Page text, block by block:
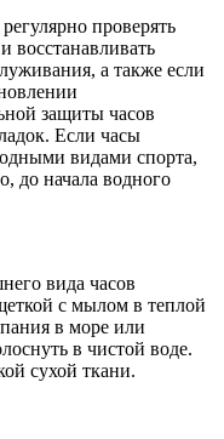
проверять
восстанавливать
а также если
защиты часов
Если часы
видами спорта,
до начала водного
вида часов
с мылом в теплой
в море или
в чистой воде.
сухой ткани.